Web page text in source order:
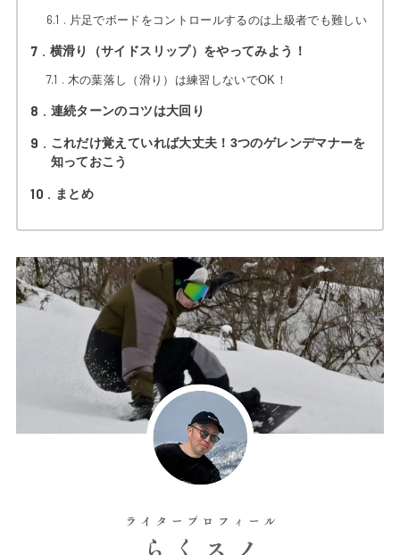
6.1 片足でボードをコントロールするのは上級者でも難しい
7 横滑り（サイドスリップ）をやってみよう！
7.1 木の葉落し（滑り）は練習しないでOK！
8 連続ターンのコツは大回り
9
これだけ覚えていれば大丈夫！3つのゲレンデマナーを
知っておこう
10 まとめ